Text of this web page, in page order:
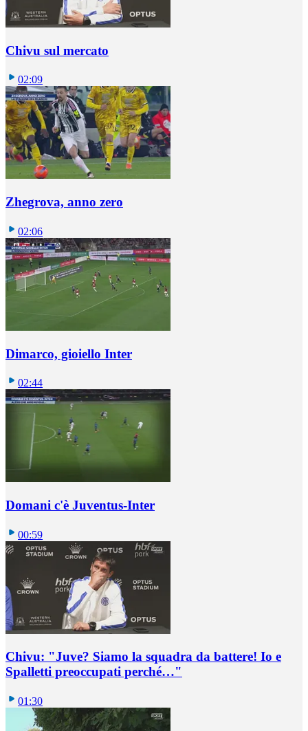
Chivu sul mercato
02:09
Zhegrova, anno zero
02:06
Dimarco, gioiello Inter
02:44
Domani c'è Juventus-Inter
00:59
Chivu: "Juve? Siamo la squadra da battere! Io e
Spalletti preoccupati perché…"
01:30